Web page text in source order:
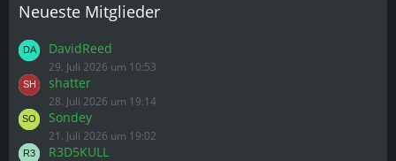
Neueste Mitglieder
DavidReed
29. Juli 2026 um 10:53
shatter
28. Juli 2026 um 19:14
Sondey
21. Juli 2026 um 19:02
R3D5KULL